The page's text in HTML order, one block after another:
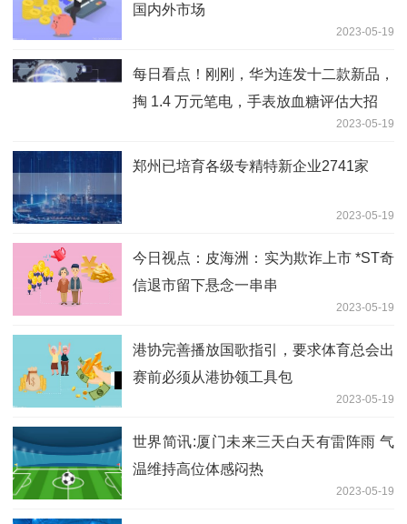
国内外市场
2023-05-19
每日看点！刚刚，华为连发十二款新品，
掏 1.4 万元笔电，手表放血糖评估大招
2023-05-19
郑州已培育各级专精特新企业2741家
2023-05-19
今日视点：皮海洲：实为欺诈上市 *ST奇
信退市留下悬念一串串
2023-05-19
港协完善播放国歌指引，要求体育总会出
赛前必须从港协领工具包
2023-05-19
世界简讯:厦门未来三天白天有雷阵雨 气
温维持高位体感闷热
2023-05-19